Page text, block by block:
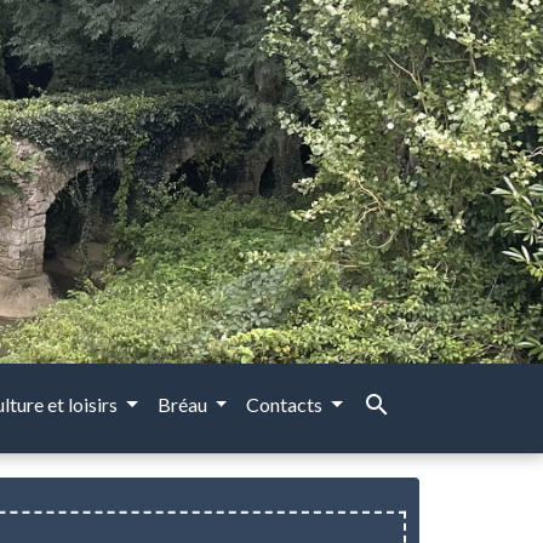
et loisirs Bréau Contacts search